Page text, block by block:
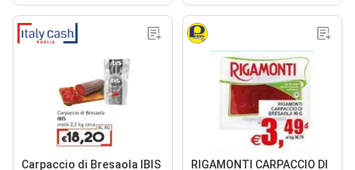
Carpaccio di Bresaola IBIS
RIGAMONTI CARPACCIO DI